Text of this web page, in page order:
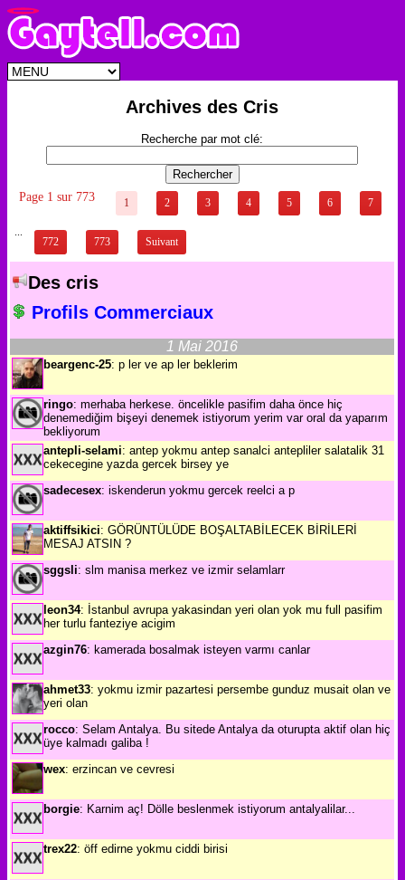
Archives des Cris
Recherche par mot clé:
Page 1 sur 773 1 2 3 4 5 6 7
...
772 773 Suivant
Des cris
Profils Commerciaux
1 Mai 2016
beargenc-25: p ler ve ap ler beklerim
ringo: merhaba herkese. öncelikle pasifim daha önce hiç
denemediğim bişeyi denemek istiyorum yerim var oral da yaparım
bekliyorum
antepli-selami: antep yokmu antep sanalci antepliler salatalik 31
cekecegine yazda gercek birsey ye
sadecesex: iskenderun yokmu gercek reelci a p
aktiffsikici: GÖRÜNTÜLÜDE BOŞALTABİLECEK BİRİLERİ
MESAJ ATSIN ?
sggsli: slm manisa merkez ve izmir selamlarr
leon34: İstanbul avrupa yakasindan yeri olan yok mu full pasifim
her turlu fanteziye acigim
azgin76: kamerada bosalmak isteyen varmı canlar
ahmet33: yokmu izmir pazartesi persembe gunduz musait olan ve
yeri olan
rocco: Selam Antalya. Bu sitede Antalya da oturupta aktif olan hiç
üye kalmadı galiba !
wex: erzincan ve cevresi
borgie: Karnim aç! Dölle beslenmek istiyorum antalyalilar...
trex22: öff edirne yokmu ciddi birisi